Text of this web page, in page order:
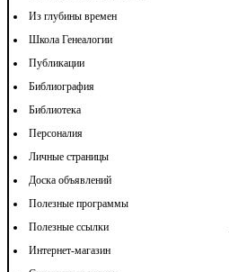
Из глубины времен
Школа Генеалогии
Публикации
Библиография
Библиотека
Персоналия
Личные страницы
Доска объявлений
Полезные программы
Полезные ссылки
Интернет-магазин